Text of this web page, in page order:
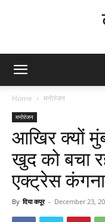
Home मनोरंजन
मनोरंजन
आखिर क्यों
खुद को बचा
एक्ट्रेस
By दिया कपूर - December 23,